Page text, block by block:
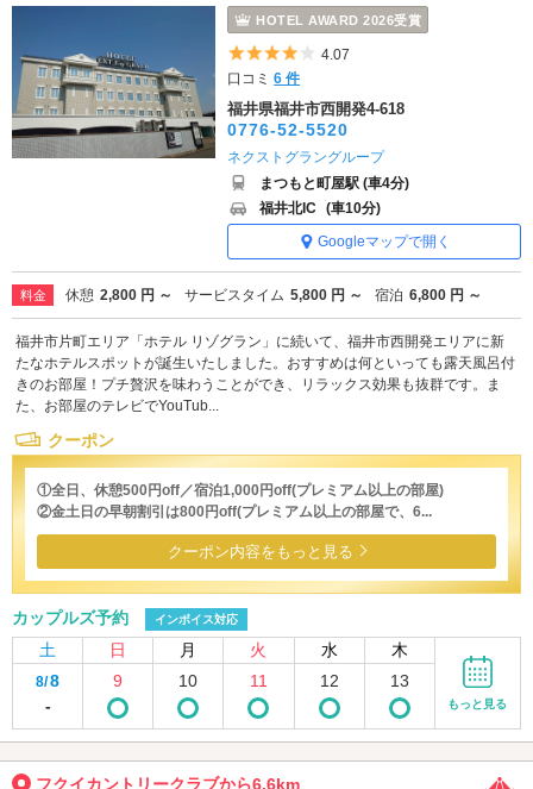
HOTEL AWARD 2026受賞
5つ星のうち4
4.07
口コミ6 件
福井県福井市西開発4-618
0776-52-5520
ネクストグラングループ
まつもと町屋駅 (車4分)
福井北IC (車10分)
Googleマップで開く
料金 休憩 2,800 円 ～ サービスタイム 5,800 円 ～ 宿泊 6,800 円 ～
福井市片町エリア「ホテル リゾグラン」に続いて、福井市西開発エリアに新
たなホテルスポットが誕生いたしました。おすすめは何といっても露天風呂付
きのお部屋！プチ贅沢を味わうことができ、リラックス効果も抜群です。ま
た、お部屋のテレビでYouTub...
クーポン
①全日、休憩500円off／宿泊1,000円off(プレミアム以上の部屋)
②金土日の早朝割引は800円off(プレミアム以上の部屋で、6...
クーポン内容をもっと見る
カップルズ予約 インボイス対応
土 日 月 火 水 木
8/8
-
9 10 11 12 13
もっと見る
フクイカントリークラブから6.6km